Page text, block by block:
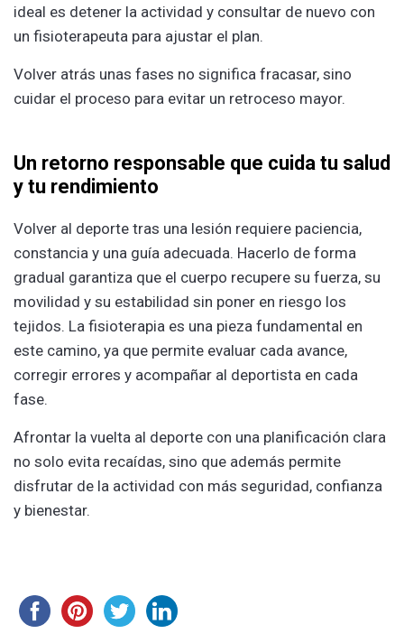
ideal es detener la actividad y consultar de nuevo con
un fisioterapeuta para ajustar el plan.
Volver atrás unas fases no significa fracasar, sino
cuidar el proceso para evitar un retroceso mayor.
Un retorno responsable que cuida tu salud
y tu rendimiento
Volver al deporte tras una lesión requiere paciencia,
constancia y una guía adecuada. Hacerlo de forma
gradual garantiza que el cuerpo recupere su fuerza, su
movilidad y su estabilidad sin poner en riesgo los
tejidos. La fisioterapia es una pieza fundamental en
este camino, ya que permite evaluar cada avance,
corregir errores y acompañar al deportista en cada
fase.
Afrontar la vuelta al deporte con una planificación clara
no solo evita recaídas, sino que además permite
disfrutar de la actividad con más seguridad, confianza
y bienestar.